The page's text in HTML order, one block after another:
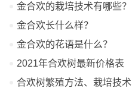
金合欢的栽培技术有哪些？
金合欢长什么样？
金合欢的花语是什么？
2021年合欢树最新价格表
合欢树繁殖方法、栽培技